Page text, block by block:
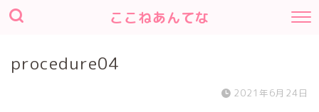
ここねあんてな
procedure04
2021年6月24日